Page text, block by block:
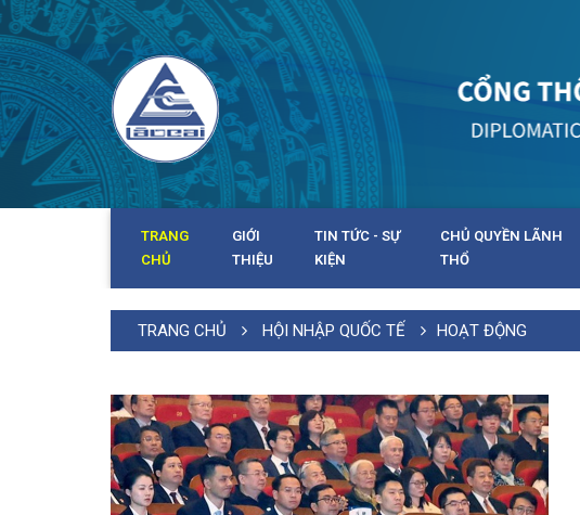
TRANG
CHỦ
GIỚI
THIỆU
TIN TỨC - SỰ
KIỆN
CHỦ QUYỀN LÃNH
THỔ
TRANG CHỦ HỘI NHẬP QUỐC TẾ HOẠT ĐỘNG